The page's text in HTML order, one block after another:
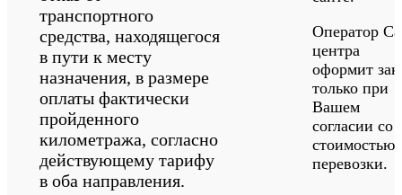
транспортного
средства, находящегося
в пути к месту
назначения, в размере
оплаты фактически
пройденного
километража, согласно
действующему тарифу
в оба направления.
Оператор
центра
оформит
только при
Вашем
согласии со
стоимостью
перевозки.